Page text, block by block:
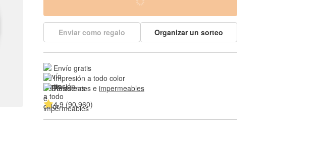
Enviar como regalo Organizar un sorteo
Envío gratis
Impresión a todo color
Resistentes e impermeables
4.9 (90,960)